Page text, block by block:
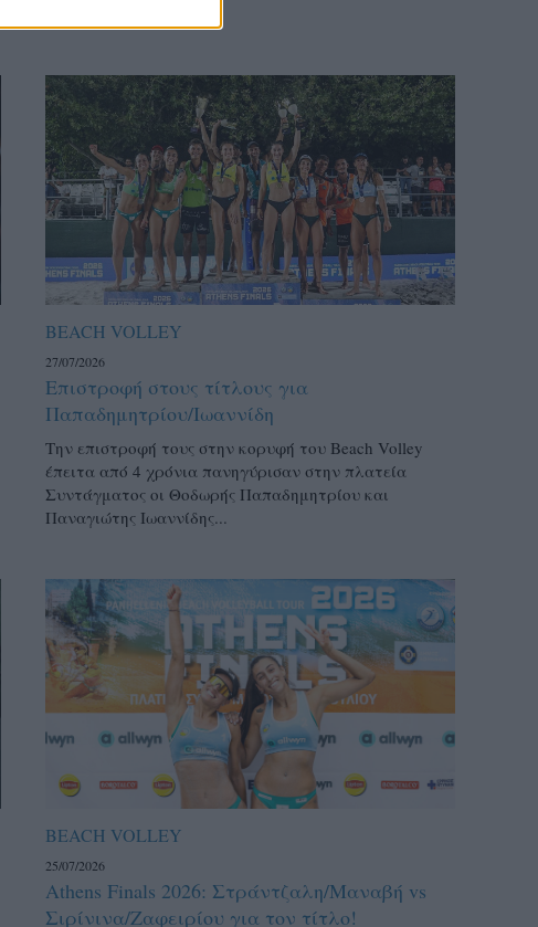
BEACH VOLLEY
27/07/2026
Επιστροφή στους τίτλους για
Παπαδημητρίου/Ιωαννίδη
Την επιστροφή τους στην κορυφή του Beach Volley
έπειτα από 4 χρόνια πανηγύρισαν στην πλατεία
Συντάγματος οι Θοδωρής Παπαδημητρίου και
Παναγιώτης Ιωαννίδης...
BEACH VOLLEY
25/07/2026
Athens Finals 2026: Στράντζαλη/Μαναβή vs
Σιρίνινα/Ζαφειρίου για τον τίτλο!